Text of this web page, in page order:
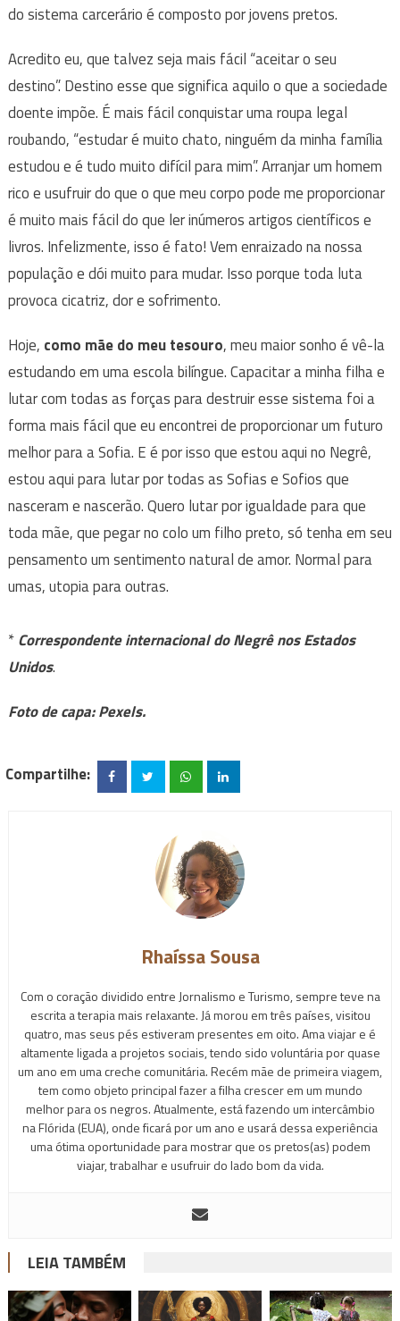
do sistema carcerário é composto por jovens pretos.
Acredito eu, que talvez seja mais fácil “aceitar o seu
destino”. Destino esse que significa aquilo o que a sociedade
doente impõe. É mais fácil conquistar uma roupa legal
roubando, “estudar é muito chato, ninguém da minha família
estudou e é tudo muito difícil para mim”. Arranjar um homem
rico e usufruir do que o que meu corpo pode me proporcionar
é muito mais fácil do que ler inúmeros artigos científicos e
livros. Infelizmente, isso é fato! Vem enraizado na nossa
população e dói muito para mudar. Isso porque toda luta
provoca cicatriz, dor e sofrimento.
Hoje, como mãe do meu tesouro, meu maior sonho é vê-la
estudando em uma escola bilíngue. Capacitar a minha filha e
lutar com todas as forças para destruir esse sistema foi a
forma mais fácil que eu encontrei de proporcionar um futuro
melhor para a Sofia. E é por isso que estou aqui no Negrê,
estou aqui para lutar por todas as Sofias e Sofios que
nasceram e nascerão. Quero lutar por igualdade para que
toda mãe, que pegar no colo um filho preto, só tenha em seu
pensamento um sentimento natural de amor. Normal para
umas, utopia para outras.
*Correspondente internacional do Negrê nos Estados
Unidos.
Foto de capa: Pexels.
Compartilhe:
Rhaíssa Sousa
Com o coração dividido entre Jornalismo e Turismo, sempre teve na
escrita a terapia mais relaxante. Já morou em três países, visitou
quatro, mas seus pés estiveram presentes em oito. Ama viajar e é
altamente ligada a projetos sociais, tendo sido voluntária por quase
um ano em uma creche comunitária. Recém mãe de primeira viagem,
tem como objeto principal fazer a filha crescer em um mundo
melhor para os negros. Atualmente, está fazendo um intercâmbio
na Flórida (EUA), onde ficará por um ano e usará dessa experiência
uma ótima oportunidade para mostrar que os pretos(as) podem
viajar, trabalhar e usufruir do lado bom da vida.
LEIA TAMBÉM